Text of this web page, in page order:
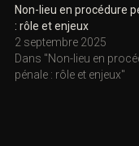
Non-lieu en procédure
: rôle et enjeux
2 septembre 2025
Dans "Non-lieu en
pénale : rôle et enjeux"